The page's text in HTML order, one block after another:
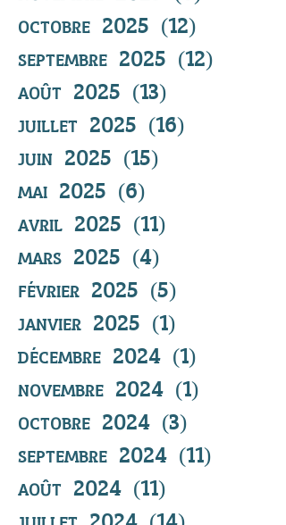
octobre 2025 (12)
septembre 2025 (12)
août 2025 (13)
juillet 2025 (16)
juin 2025 (15)
mai 2025 (6)
avril 2025 (11)
mars 2025 (4)
février 2025 (5)
janvier 2025 (1)
décembre 2024 (1)
novembre 2024 (1)
octobre 2024 (3)
septembre 2024 (11)
août 2024 (11)